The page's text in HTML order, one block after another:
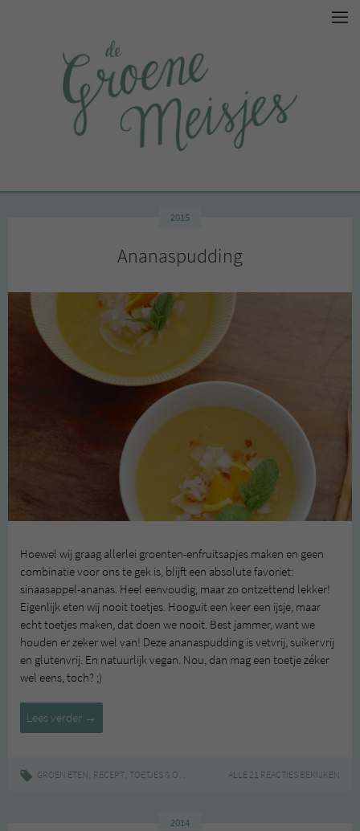
2015
Ananaspudding
Hoewel wij graag allerlei groenten-enfruitsapjes maken en geen
combinatie voor ons te gek is, blijft een absolute favoriet:
sinaasappel-ananas. Heel eenvoudig, maar zo ontzettend lekker!
Eigenlijk eten wij nooit toetjes. Hooguit een keer een ijsje, maar
echt toetjes maken, dat doen we nooit. Best jammer, want we
houden er zeker wel van! Deze ananaspudding is vetvrij, suikervrij
en glutenvrij. En natuurlijk vegan. Nou, dan mag een toetje zéker
wel eens, toch? ;)
Lees verder Ananaspudding
→
GROEN ETEN, RECEPT, TOETJES & ONTBIJTJES ANANAS ,DESSERT,FRUIT,
ALLE 21 REACTIES BEKIJKEN
2014